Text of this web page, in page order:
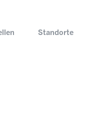
Standorte